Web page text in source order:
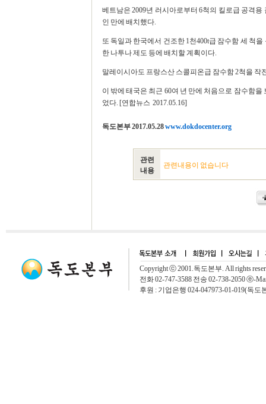
베트남은 2009년 러시아로부터 6척의 킬로급 공격
인 만에 배치했다.
또 독일과 한국에서 건조한 1천400t급 잠수함 세 척
한 나투나 제도 등에 배치할 계획이다.
말레이시아도 프랑스산 스콜피온급 잠수함 2척을 작
이 밖에 태국은 최근 60여 년 만에 처음으로 잠수함
었다. [연합뉴스 2017.05.16]
독도본부 2017.05.28www.dokdocenter.org
관련
내용
관련내용이 없습니다
Copyright ⓒ 2001.독도본부. All rights
전화 02-747-3588 전송 02-738-2050 ⓔ-
후원 : 기업은행 024-047973-01-019(독도